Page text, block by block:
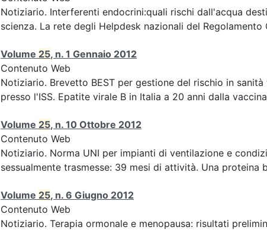
Notiziario. Interferenti endocrini:quali rischi dall'acqua
scienza. La rete degli Helpdesk nazionali del Regolamento
Volume 25, n. 1 Gennaio 2012
Contenuto Web
Notiziario. Brevetto BEST per gestione del rischio in
presso l'ISS. Epatite virale B in Italia a 20 anni dalla
Volume 25, n. 10 Ottobre 2012
Contenuto Web
Notiziario. Norma UNI per impianti di ventilazione e
sessualmente trasmesse: 39 mesi di attività. Una proteina
Volume 25, n. 6 Giugno 2012
Contenuto Web
Notiziario. Terapia ormonale e menopausa: risultati